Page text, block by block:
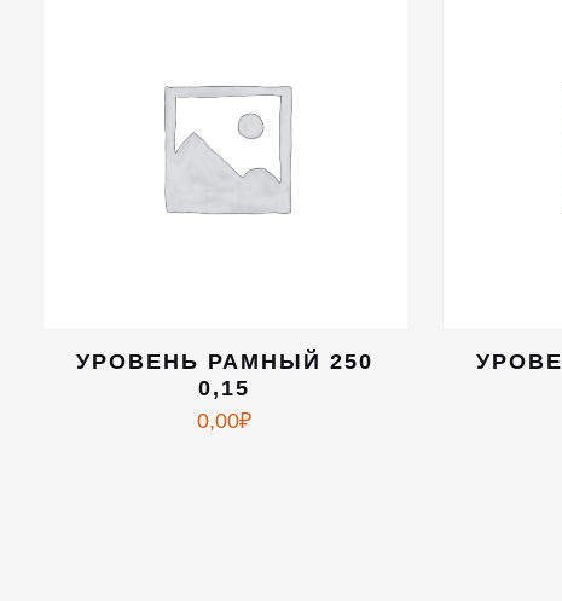
УРОВЕНЬ РАМНЫЙ 250
0,15
0,00₽